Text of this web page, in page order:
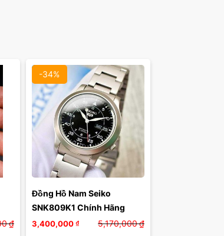
₫
-34%
Đồng Hồ Nam Seiko
SNK809K1 Chính Hãng
3,400,000₫ 5,170,000₫